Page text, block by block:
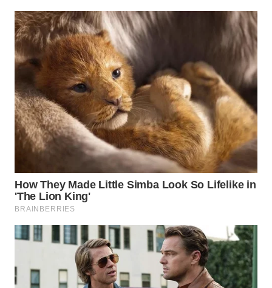
TANJUNG
LESUNG
WN
KARO
WN
SIMALUNGUN
WN
WN
TAPANULI